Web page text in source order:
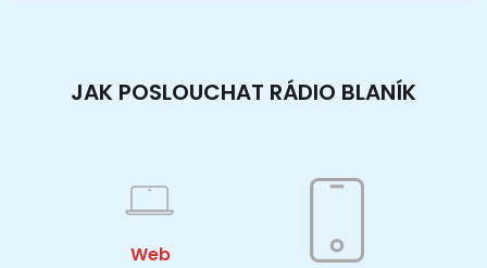
JAK POSLOUCHAT RÁDIO BLANÍK
Web